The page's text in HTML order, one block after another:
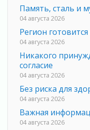
Память, сталь и
04 августа 2026
Регион
04 августа 2026
Никакого
согласие
04 августа 2026
Без риска для
04 августа 2026
Важная
04 августа 2026